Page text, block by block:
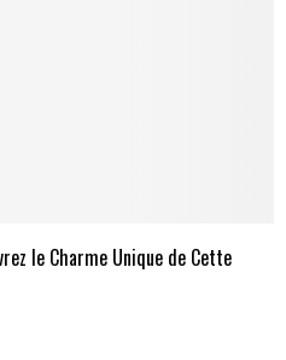
le Charme Unique de Cette